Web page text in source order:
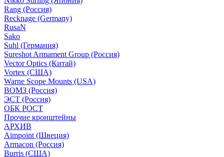
Rang (Россия)
Recknage (Germany)
RusaN
Sako
Suhl (Германия)
Sureshot Armament Group (Россия)
Vector Optics (Китай)
Vortex (США)
Warne Scope Mounts (USA)
ВОМЗ (Россия)
ЭСТ (Россия)
ОБК РОСТ
Прочие кронштейны
АРХИВ
Aimpoint (Швеция)
Armacon (Россия)
Burris (США)